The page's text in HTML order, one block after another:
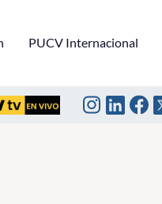
PUCV Internacional